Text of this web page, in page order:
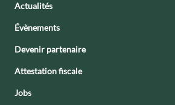
Actualités
Évènements
Devenir partenaire
Attestation fiscale
Jobs